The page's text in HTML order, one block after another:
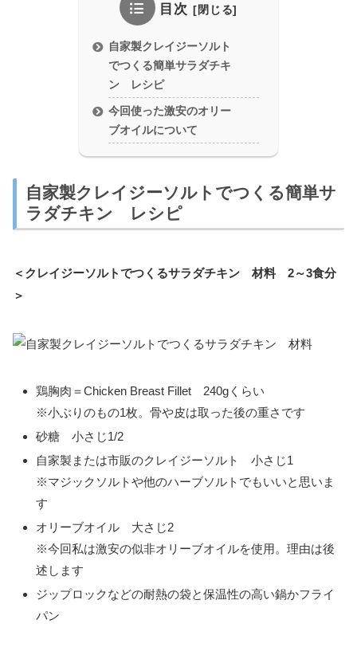
目次
自家製クレイジーソルト
でつくる簡単サラダチキ
ン レシピ
今回使った激安のオリー
ブオイルについて
自家製クレイジーソルトでつくる簡単サ
ラダチキン レシピ
＜クレイジーソルトでつくるサラダチキン 材料 2～3食分
＞
鶏胸肉＝Chicken Breast Fillet 240gくらい
※小ぶりのもの1枚。骨や皮は取った後の重さです
砂糖 小さじ1/2
自家製または市販のクレイジーソルト 小さじ1
※マジックソルトや他のハーブソルトでもいいと思いま
す
オリーブオイル 大さじ2
※今回私は激安の似非オリーブオイルを使用。理由は後
述します
ジップロックなどの耐熱の袋と保温性の高い鍋かフライ
パン